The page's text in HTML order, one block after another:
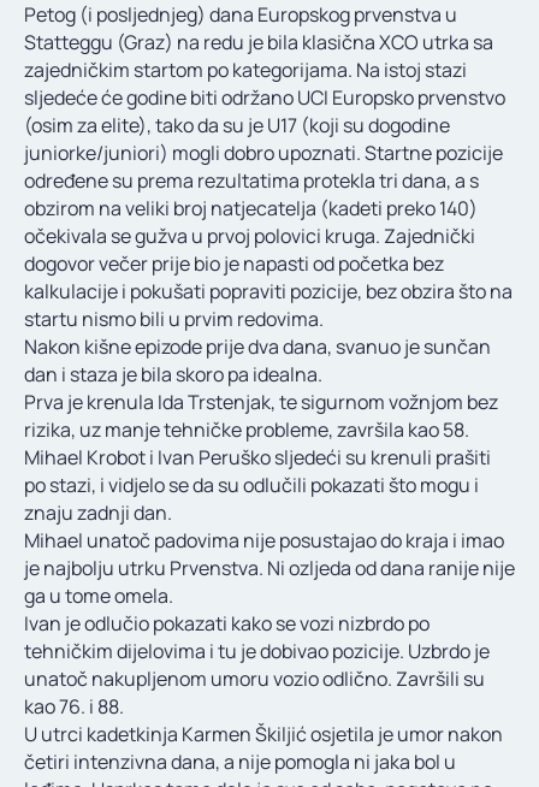
KONTAKT
Petog (i posljednjeg) dana Europskog prvenstva u
Statteggu (Graz) na redu je bila klasična XCO utrka sa
zajedničkim startom po kategorijama. Na istoj stazi
sljedeće će godine biti održano UCI Europsko prvenstvo
(osim za elite), tako da su je U17 (koji su dogodine
juniorke/juniori) mogli dobro upoznati. Startne pozicije
određene su prema rezultatima protekla tri dana, a s
obzirom na veliki broj natjecatelja (kadeti preko 140)
očekivala se gužva u prvoj polovici kruga. Zajednički
dogovor večer prije bio je napasti od početka bez
kalkulacije i pokušati popraviti pozicije, bez obzira što na
startu nismo bili u prvim redovima.
Nakon kišne epizode prije dva dana, svanuo je sunčan
dan i staza je bila skoro pa idealna.
Prva je krenula Ida Trstenjak, te sigurnom vožnjom bez
rizika, uz manje tehničke probleme, završila kao 58.
Mihael Krobot i Ivan Peruško sljedeći su krenuli prašiti
po stazi, i vidjelo se da su odlučili pokazati što mogu i
znaju zadnji dan.
Mihael unatoč padovima nije posustajao do kraja i imao
je najbolju utrku Prvenstva. Ni ozljeda od dana ranije nije
ga u tome omela.
Ivan je odlučio pokazati kako se vozi nizbrdo po
tehničkim dijelovima i tu je dobivao pozicije. Uzbrdo je
unatoč nakupljenom umoru vozio odlično. Završili su
kao 76. i 88.
U utrci kadetkinja Karmen Škiljić osjetila je umor nakon
četiri intenzivna dana, a nije pomogla ni jaka bol u